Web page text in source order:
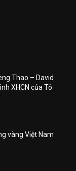
Thao – David
XHCN của Tô
vàng Việt Nam